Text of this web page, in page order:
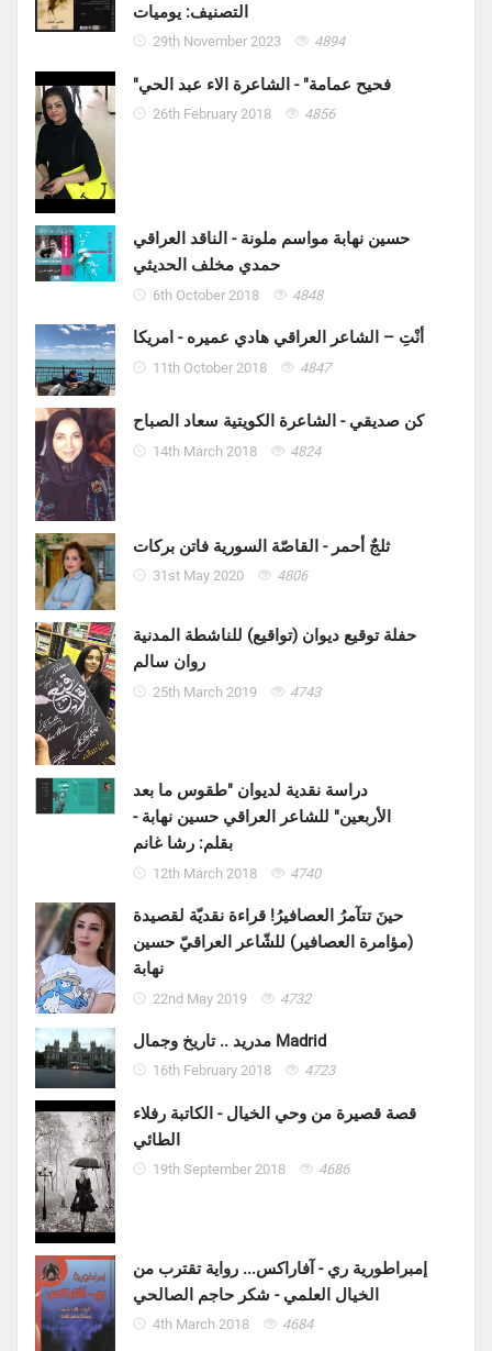
التصنيف: يوميات
29th November 2023 4894
"فحيح عمامة" - الشاعرة الاء عبد الحي
26th February 2018 4856
حسين نهابة مواسم ملونة - الناقد العراقي
حمدي مخلف الحديثي
6th October 2018 4848
أنْتِ – الشاعر العراقي هادي عميره - امريكا
11th October 2018 4847
كن صديقي - الشاعرة الكويتية سعاد الصباح
14th March 2018 4824
ثلجٌ أحمر - القاصّة السورية فاتن بركات
31st May 2020 4806
حفلة توقيع ديوان (تواقيع) للناشطة المدنية
روان سالم
25th March 2019 4743
دراسة نقدية لديوان "طقوس ما بعد
الأربعين" للشاعر العراقي حسين نهابة -
بقلم: رشا غانم
12th March 2018 4740
حينَ تتآمرُ العصافيرُ! قراءة نقديّة لقصيدة
(مؤامرة العصافير) للشّاعر العراقيّ حسين
نهابة
22nd May 2019 4732
مدريد .. تاريخ وجمال Madrid
16th February 2018 4723
قصة قصيرة من وحي الخيال - الكاتبة رفلاء
الطائي
19th September 2018 4686
إمبراطورية ري - آفاراكس... رواية تقترب من
الخيال العلمي - شكر حاجم الصالحي
4th March 2018 4684